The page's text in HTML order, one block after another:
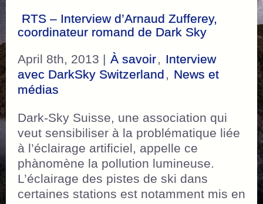
RTS – Interview d’Arnaud Zufferey,
coordinateur romand de Dark Sky
April 8th, 2013 | À savoir, Interview
avec DarkSky Switzerland , News et
médias
Dark-Sky Suisse, une association qui
veut sensibiliser à la problématique liée
à l’éclairage artificiel, appelle ce
phànomène la pollution lumineuse.
L’éclairage des pistes de ski dans
certaines stations est notamment mis en